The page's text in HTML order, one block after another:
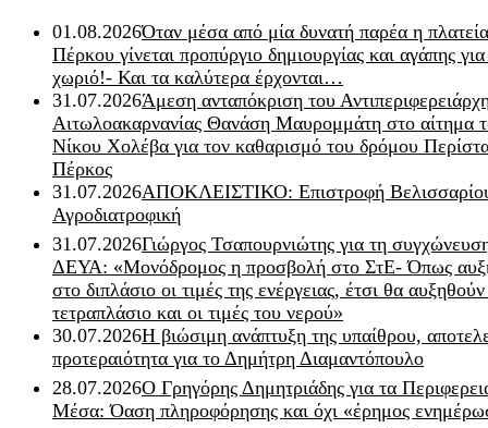
01.08.2026Όταν μέσα από μία δυνατή παρέα η
Πέρκου γίνεται προπύργιο δημιουργίας και αγάπης
χωριό!- Και τα καλύτερα έρχονται…
31.07.2026Άμεση ανταπόκριση του
Αιτωλοακαρνανίας Θανάση Μαυρομμάτη στο αίτημα
Νίκου Χολέβα για τον καθαρισμό του δρόμου
Πέρκος
31.07.2026ΑΠΟΚΛΕΙΣΤΙΚΟ: Επιστροφή
Αγροδιατροφική
31.07.2026Γιώργος Τσαπουρνιώτης για τη
ΔΕΥΑ: «Μονόδρομος η προσβολή στο ΣτΕ- Όπως
στο διπλάσιο οι τιμές της ενέργειας, έτσι θα
τετραπλάσιο και οι τιμές του νερού»
30.07.2026Η βιώσιμη ανάπτυξη της υπαίθρου,
προτεραιότητα για το Δημήτρη Διαμαντόπουλο
28.07.2026Ο Γρηγόρης Δημητριάδης για τα
Μέσα: Όαση πληροφόρησης και όχι «έρημος